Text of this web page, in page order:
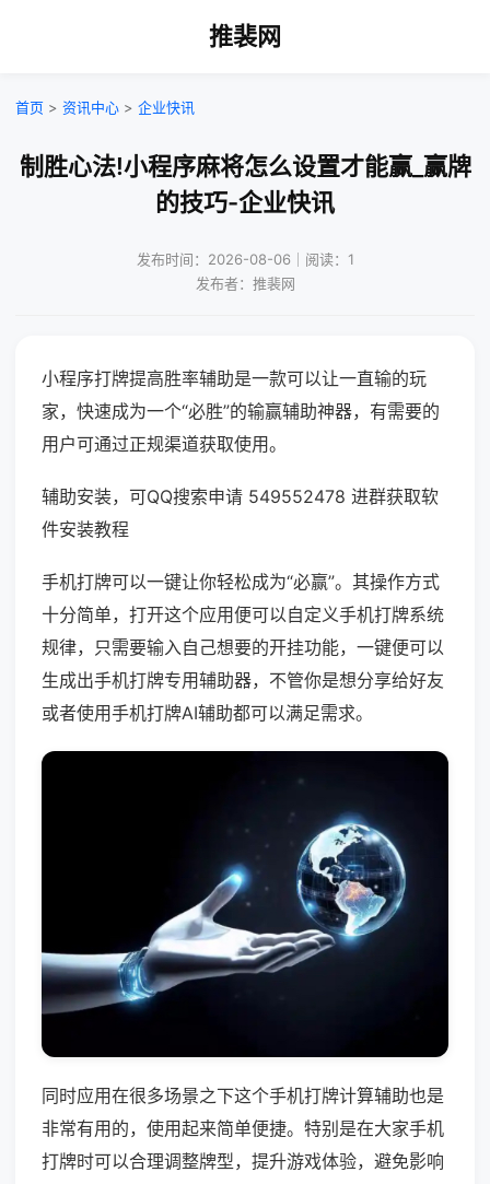
推裴网
首页 > 资讯中心 > 企业快讯
制胜心法!小程序麻将怎么设置才能赢_赢牌
的技巧-企业快讯
发布时间：2026-08-06｜阅读：1
发布者：推裴网
小程序打牌提高胜率辅助是一款可以让一直输的玩
家，快速成为一个“必胜”的输赢辅助神器，有需要的
用户可通过正规渠道获取使用。
辅助安装，可QQ搜索申请 549552478 进群获取软
件安装教程
手机打牌可以一键让你轻松成为“必赢”。其操作方式
十分简单，打开这个应用便可以自定义手机打牌系统
规律，只需要输入自己想要的开挂功能，一键便可以
生成出手机打牌专用辅助器，不管你是想分享给好友
或者使用手机打牌AI辅助都可以满足需求。
同时应用在很多场景之下这个手机打牌计算辅助也是
非常有用的，使用起来简单便捷。特别是在大家手机
打牌时可以合理调整牌型，提升游戏体验，避免影响